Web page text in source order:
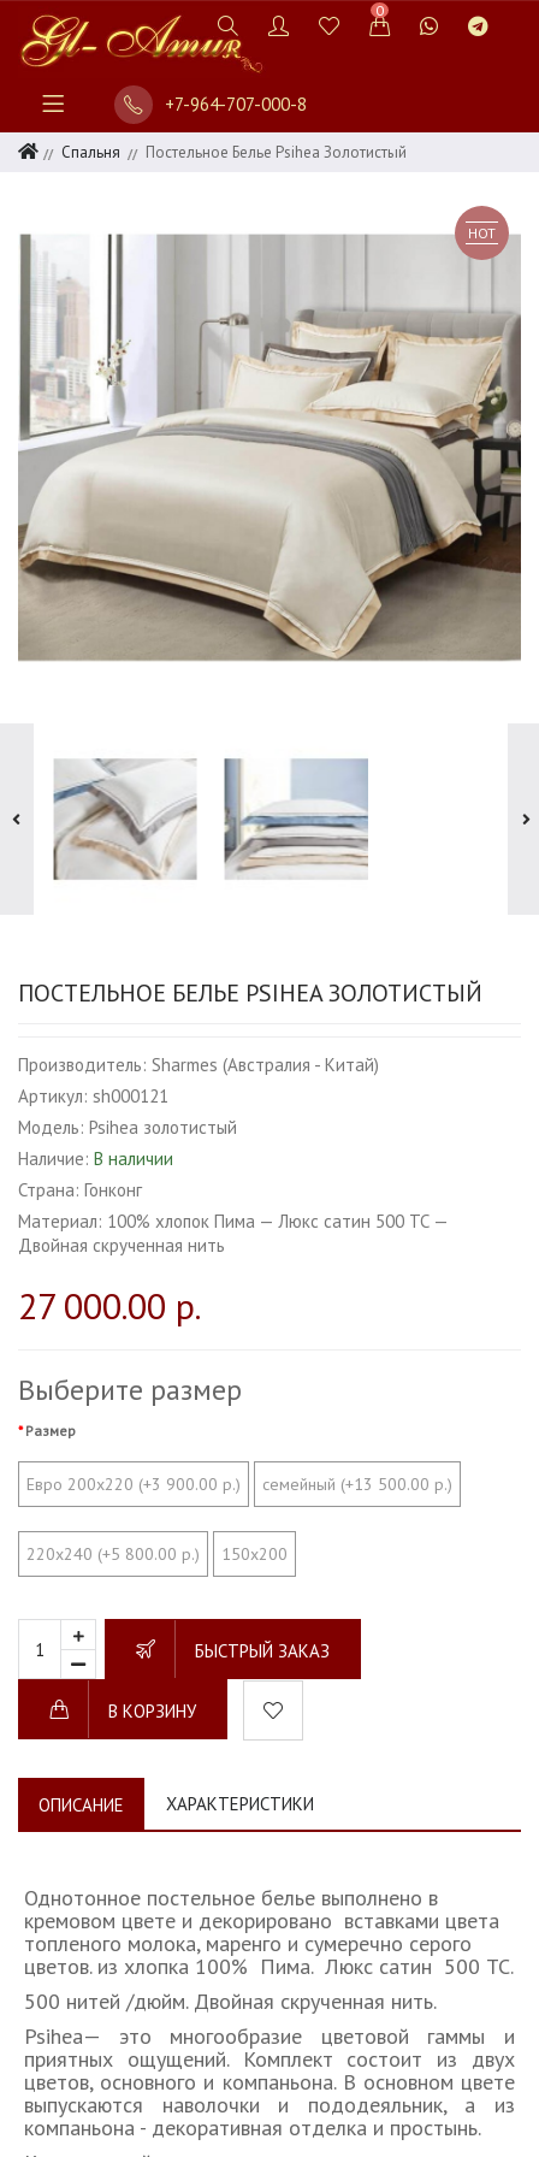
0
+7-964-707-000-8
Спальня Постельное Белье Psihea Золотистый
HOT
ПОСТЕЛЬНОЕ БЕЛЬЕ PSIHEA ЗОЛОТИСТЫЙ
Производитель: Sharmes (Австралия - Китай)
Артикул: sh000121
Модель: Psihea золотистый
Наличие: В наличии
Страна: Гонконг
Материал: 100% хлопок Пима — Люкс сатин 500 ТС —
Двойная скрученная нить
27 000.00 р.
Выберите размер
Размер
Евро 200х220 (+3 900.00 р.) семейный (+13 500.00 р.)
220х240 (+5 800.00 р.) 150х200
БЫСТРЫЙ ЗАКАЗ
В КОРЗИНУ
ОПИСАНИЕ ХАРАКТЕРИСТИКИ
Однотонное постельное белье выполнено в
кремовом цвете и декорировано вставками цвета
топленого молока, маренго и сумеречно серого
цветов. из хлопка 100% Пима. Люкс сатин 500 ТС.
500 нитей /дюйм. Двойная скрученная нить.
Psihea— это многообразие цветовой гаммы и
приятных ощущений. Комплект состоит из двух
цветов, основного и компаньона. В основном цвете
выпускаются наволочки и пододеяльник, а из
компаньона - декоративная отделка и простынь.